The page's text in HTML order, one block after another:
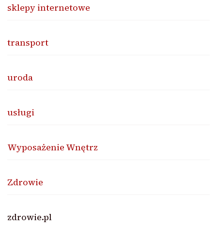
sklepy internetowe
transport
uroda
usługi
Wyposażenie Wnętrz
Zdrowie
zdrowie.pl